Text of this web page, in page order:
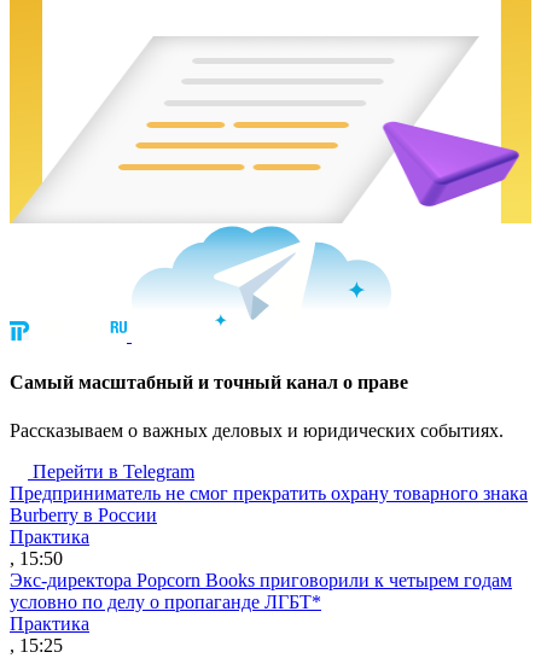
Cамый масштабный и точный канал о праве
Рассказываем о важных деловых и юридических событиях.
Перейти в Telegram
Предприниматель не смог прекратить охрану товарного знака
Burberry в России
Практика
, 15:50
Экс-директора Popcorn Books приговорили к четырем годам
условно по делу о пропаганде ЛГБТ*
Практика
, 15:25